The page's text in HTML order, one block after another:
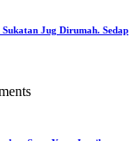
Jug Dirumah. Sedap